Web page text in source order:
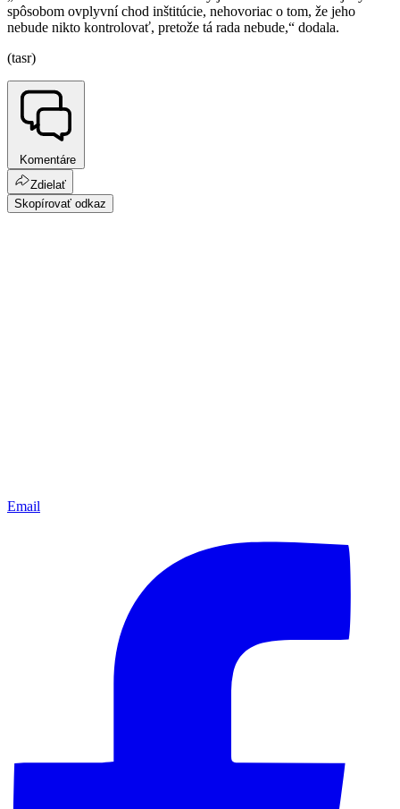
spôsobom ovplyvní chod inštitúcie, nehovoriac o tom, že jeho
nebude nikto kontrolovať, pretože tá rada nebude,“ dodala.
(tasr)
Komentáre
Zdielať
Skopírovať odkaz
Email